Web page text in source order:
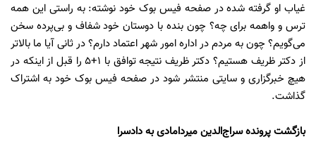
غیاب او گرفته شده در صفحه فیس بوک خود نوشته: به راستی این همه
ترس و واهمه برای چه؟ چون بنده با دوستان خود شفاف و بی‌پرده سخن
می‌گویم؟ چون به مردم در اداره امور شهر اعتماد دارم؟ در ثانی آیا ما بالاتر
از دکتر ظریف هستیم؟ دکتر ظریف نتیجه توافق با 1+5 را قبل از اینکه در
هیچ خبرگزاری و سایتی منتشر شود در صفحه فیس بوک خود به اشتراک
گذاشت.
بازگشت پرونده سراج‌الدین میردامادی به دادسرا